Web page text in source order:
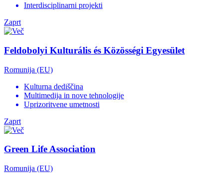
Interdisciplinarni projekti
Zaprt
Feldobolyi Kulturális és Közösségi Egyesület
Romunija (EU)
Kulturna dediščina
Multimedija in nove tehnologije
Uprizoritvene umetnosti
Zaprt
Green Life Association
Romunija (EU)